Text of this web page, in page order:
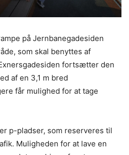
på Jernbanegadesiden
som skal benyttes af
fortsætter den
af en 3,1 m bred
får mulighed for at tage
p-pladser, som reserveres til
Muligheden for at lave en